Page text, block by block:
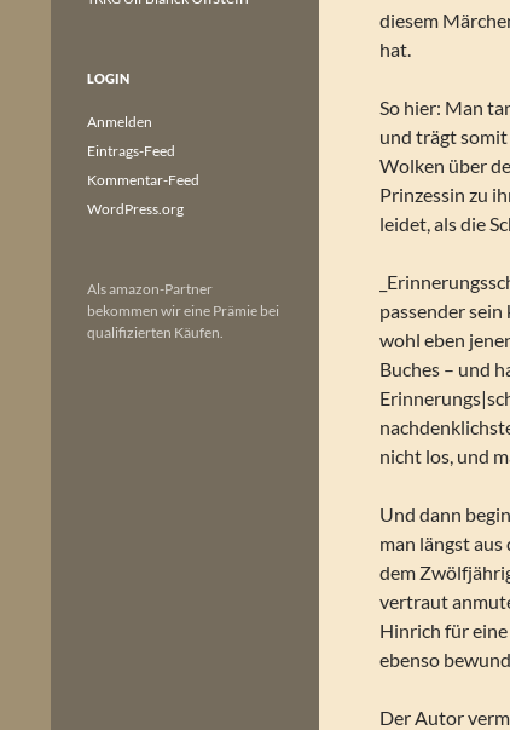
diesem
hat.
So hier: Man
und trägt somit
Wolken über
Prinzessin zu
leidet, als die
passender sein
wohl eben
Buches – und
nicht los, und
Und dann
man längst
dem
vertraut
Hinrich für
ebenso
Der Autor
LOGIN
Anmelden
Eintrags-Feed
Kommentar-Feed
WordPress.org
Als amazon-Partner
bekommen wir eine Prämie bei
qualifizierten Käufen.